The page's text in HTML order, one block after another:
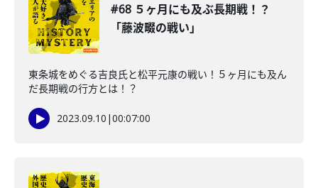
#68 ５ヶ月にも及ぶ長期戦！？
「藤波畷の戦い」
東条城をめぐる吉良氏と松平元康の戦い！５ヶ月にも及ん
だ長期戦の行方とは！？
2023.09.10 |00:07:00